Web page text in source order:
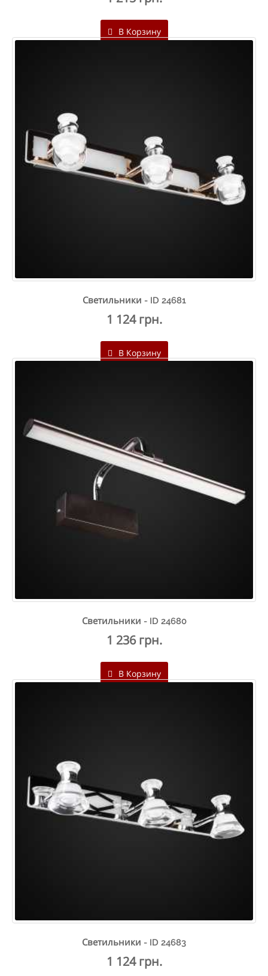
В Корзину
Светильники - ID 24681
1 124 грн.
В Корзину
Светильники - ID 24680
1 236 грн.
В Корзину
Светильники - ID 24683
1 124 грн.